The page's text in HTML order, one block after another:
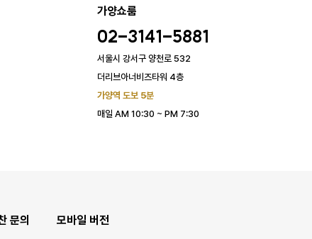
가양쇼룸
02-3141-5881
서울시 강서구 양천로 532
더리브아너비즈타워 4층
가양역 도보 5분
매일 AM 10:30 ~ PM 7:30
문의 모바일 버전